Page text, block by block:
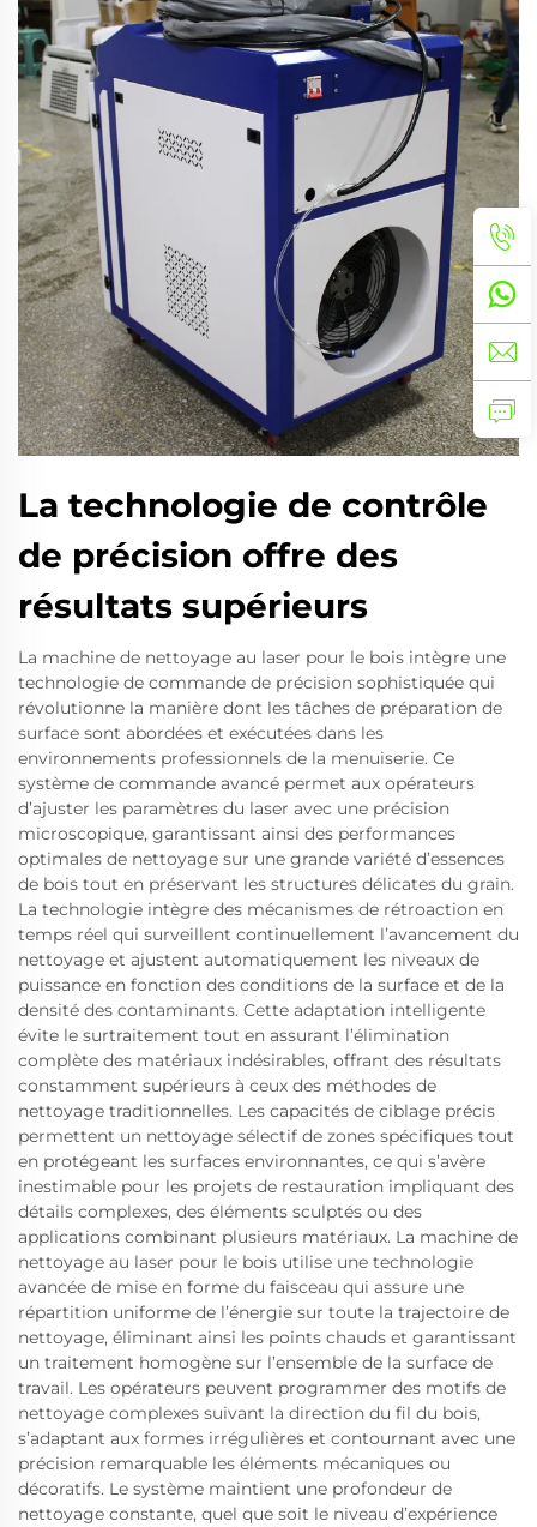
La technologie de contrôle
de précision offre des
résultats supérieurs
La machine de nettoyage au laser pour le bois intègre une
technologie de commande de précision sophistiquée qui
révolutionne la manière dont les tâches de préparation de
surface sont abordées et exécutées dans les
environnements professionnels de la menuiserie. Ce
système de commande avancé permet aux opérateurs
d’ajuster les paramètres du laser avec une précision
microscopique, garantissant ainsi des performances
optimales de nettoyage sur une grande variété d’essences
de bois tout en préservant les structures délicates du grain.
La technologie intègre des mécanismes de rétroaction en
temps réel qui surveillent continuellement l’avancement du
nettoyage et ajustent automatiquement les niveaux de
puissance en fonction des conditions de la surface et de la
densité des contaminants. Cette adaptation intelligente
évite le surtraitement tout en assurant l’élimination
complète des matériaux indésirables, offrant des résultats
constamment supérieurs à ceux des méthodes de
nettoyage traditionnelles. Les capacités de ciblage précis
permettent un nettoyage sélectif de zones spécifiques tout
en protégeant les surfaces environnantes, ce qui s’avère
inestimable pour les projets de restauration impliquant des
détails complexes, des éléments sculptés ou des
applications combinant plusieurs matériaux. La machine de
nettoyage au laser pour le bois utilise une technologie
avancée de mise en forme du faisceau qui assure une
répartition uniforme de l’énergie sur toute la trajectoire de
nettoyage, éliminant ainsi les points chauds et garantissant
un traitement homogène sur l’ensemble de la surface de
travail. Les opérateurs peuvent programmer des motifs de
nettoyage complexes suivant la direction du fil du bois,
s’adaptant aux formes irrégulières et contournant avec une
précision remarquable les éléments mécaniques ou
décoratifs. Le système maintient une profondeur de
nettoyage constante, quel que soit le niveau d’expérience